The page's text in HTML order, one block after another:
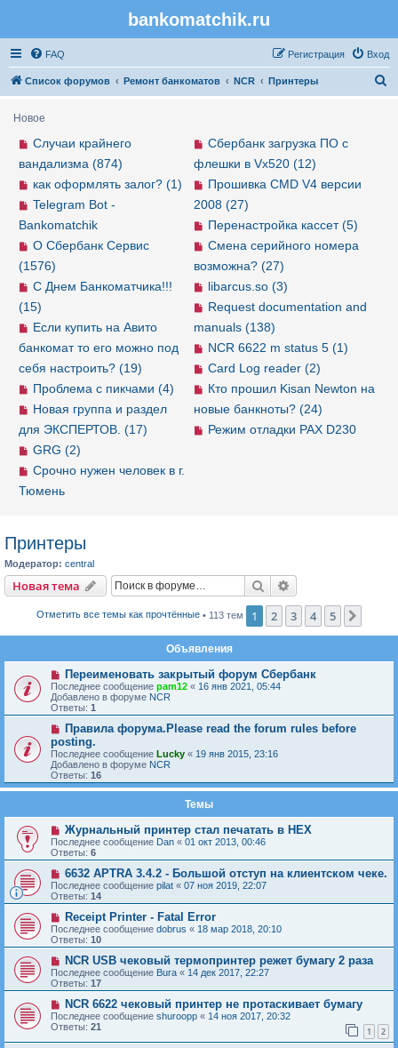
bankomatchik.ru
FAQ Вход
Регистрация
Список форумов Ремонт банкоматов NCR Принтеры
Новое
Сбербанк загрузка ПО с
флешки в Vx520 (12)
Прошивка CMD V4 версии
2008 (27)
Перенастройка кассет (5)
Смена серийного номера
возможна? (27)
libarcus.so (3)
Request documentation and
manuals (138)
NCR 6622 m status 5 (1)
Card Log reader (2)
Кто прошил Kisan Newton на
новые банкноты? (24)
Режим отладки PAX D230
Случаи крайнего
вандализма (874)
как оформлять залог? (1)
Telegram Bot -
Bankomatchik
О Сбербанк Сервис
(1576)
С Днем Банкоматчика!!!
(15)
Если купить на Авито
банкомат то его можно под
себя настроить? (19)
Проблема с пикчами (4)
Новая группа и раздел
для ЭКСПЕРТОВ. (17)
GRG (2)
Срочно нужен человек в г.
Тюмень
Принтеры
Модератор: central
Новая тема
Новаятема Поиск
Отметить все темы как прочтённые • 113 тем 1 2 3 4 5
Объявления
Переименовать закрытый форум Сбербанк
Последнее сообщение pam12 « 16 янв 2021, 05:44
Добавлено в форуме NCR
Ответы: 1
Правила форума.Please read the forum rules before
posting.
Последнее сообщение Lucky « 19 янв 2015, 23:16
Добавлено в форуме NCR
Ответы: 16
Темы
Журнальный принтер стал печатать в HEX
Последнее сообщение Dan « 01 окт 2013, 00:46
Ответы: 6
6632 APTRA 3.4.2 - Большой отступ на клиентском чеке.
Последнее сообщение pilat « 07 ноя 2019, 22:07
Ответы: 14
Receipt Printer - Fatal Error
Последнее сообщение dobrus « 18 мар 2018, 20:10
Ответы: 10
NCR USB чековый термопринтер режет бумагу 2 раза
Последнее сообщение Bura « 14 дек 2017, 22:27
Ответы: 17
NCR 6622 чековый принтер не протаскивает бумагу
Последнее сообщение shuroopp « 14 ноя 2017, 20:32
Ответы: 21 1 2